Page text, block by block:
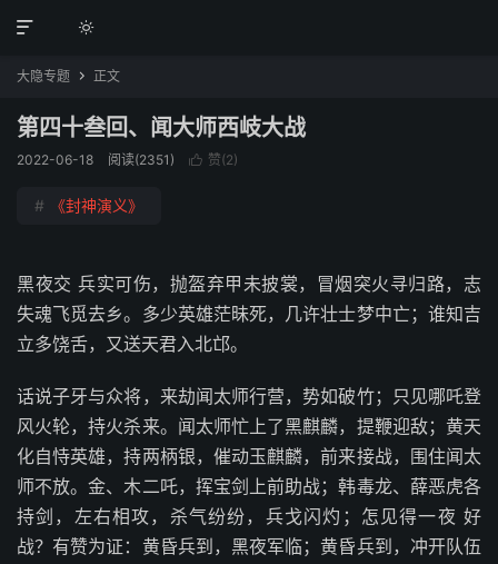


大隐专题  正文
第四十叁回、闻大师西岐大战
2022-06-18 阅读(2351)  赞(2)
# 《封神演义》
黑夜交 兵实可伤，抛盔弃甲未披裳，冒烟突火寻归路，志
失魂飞觅去乡。多少英雄茫昧死，几许壮士梦中亡；谁知吉
立多饶舌，又送天君入北邙。
话说子牙与众将，来劫闻太师行营，势如破竹；只见哪吒登
风火轮，持火杀来。闻太师忙上了黑麒麟，提鞭迎敌；黄天
化自恃英雄，持两柄银，催动玉麒麟，前来接战，围住闻太
师不放。金、木二吒，挥宝剑上前助战；韩毒龙、薛恶虎各
持剑，左右相攻，杀气纷纷，兵戈闪灼；怎见得一夜 好
战？有赞为证：黄昏兵到，黑夜军临；黄昏兵到，冲开队伍